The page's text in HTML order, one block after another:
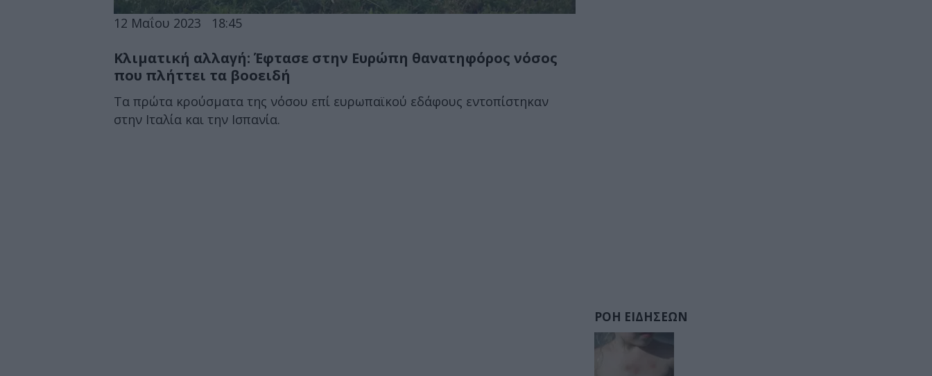
12 Μαΐου 2023 18:45
Κλιματική αλλαγή: Έφτασε στην Ευρώπη θανατηφόρος νόσος
που πλήττει τα βοοειδή
Τα πρώτα κρούσματα της νόσου επί ευρωπαϊκού εδάφους εντοπίστηκαν
στην Ιταλία και την Ισπανία.
ΡΟΗ ΕΙΔΗΣΕΩΝ